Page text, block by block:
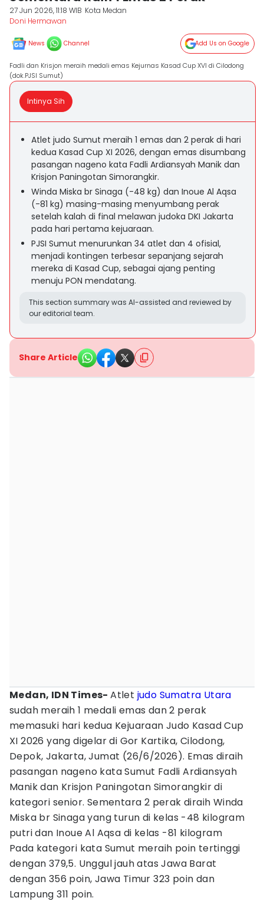
27 Jun 2026, 11:18 WIB Kota Medan
Doni Hermawan
News Channel Add Us on Google
Fadli dan Krisjon meraih medali emas Kejurnas Kasad Cup XVI di Cilodong
(dok.PJSI Sumut)
Intinya Sih
Atlet judo Sumut meraih 1 emas dan 2 perak di hari
kedua Kasad Cup XI 2026, dengan emas disumbang
pasangan nageno kata Fadli Ardiansyah Manik dan
Krisjon Paningotan Simorangkir.
Winda Miska br Sinaga (-48 kg) dan Inoue Al Aqsa
(-81 kg) masing-masing menyumbang perak
setelah kalah di final melawan judoka DKI Jakarta
pada hari pertama kejuaraan.
PJSI Sumut menurunkan 34 atlet dan 4 ofisial,
menjadi kontingen terbesar sepanjang sejarah
mereka di Kasad Cup, sebagai ajang penting
menuju PON mendatang.
This section summary was AI-assisted and reviewed by
our editorial team.
Share Article
Medan, IDN Times-Atlet judo Sumatra Utara
sudah meraih 1 medali emas dan 2 perak
memasuki hari kedua Kejuaraan Judo Kasad Cup
XI 2026 yang digelar di Gor Kartika, Cilodong,
Depok, Jakarta, Jumat (26/6/2026). Emas diraih
pasangan nageno kata Sumut Fadli Ardiansyah
Manik dan Krisjon Paningotan Simorangkir di
kategori senior. Sementara 2 perak diraih Winda
Miska br Sinaga yang turun di kelas -48 kilogram
putri dan Inoue Al Aqsa di kelas -81 kilogram
Pada kategori kata Sumut meraih poin tertinggi
dengan 379,5. Unggul jauh atas Jawa Barat
dengan 356 poin, Jawa Timur 323 poin dan
Lampung 311 poin.